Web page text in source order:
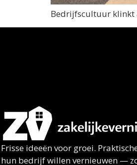
Bedrijfscultuur klinkt
Frisse ideeën voor groei.
hun bedrijf willen vernieuwen —